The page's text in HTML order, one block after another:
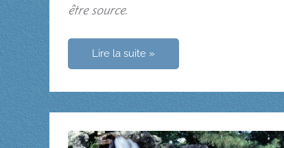
être source.
Faire
plus
vérité
et
d’amour
Lire la suite »